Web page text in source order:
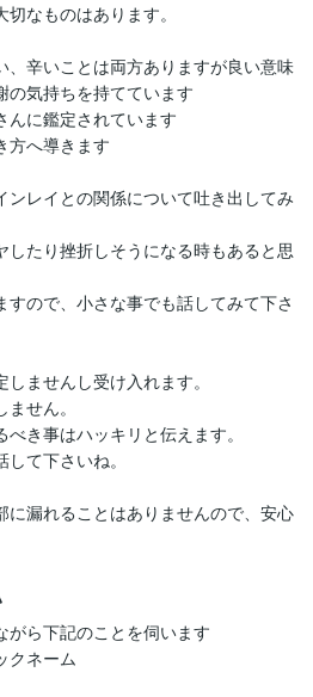
なものはあります。
、辛いことは両方ありますが良い意味
の気持ちを持てています
んに鑑定されています
方へ導きます
ンレイとの関係について吐き出してみ
したり挫折しそうになる時もあると思
ので、小さな事でも話してみて下さ
ませんし受け入れます。
せん。
き事はハッキリと伝えます。
て下さいね。
に漏れることはありませんので、安心
がら下記のことを伺います
クネーム